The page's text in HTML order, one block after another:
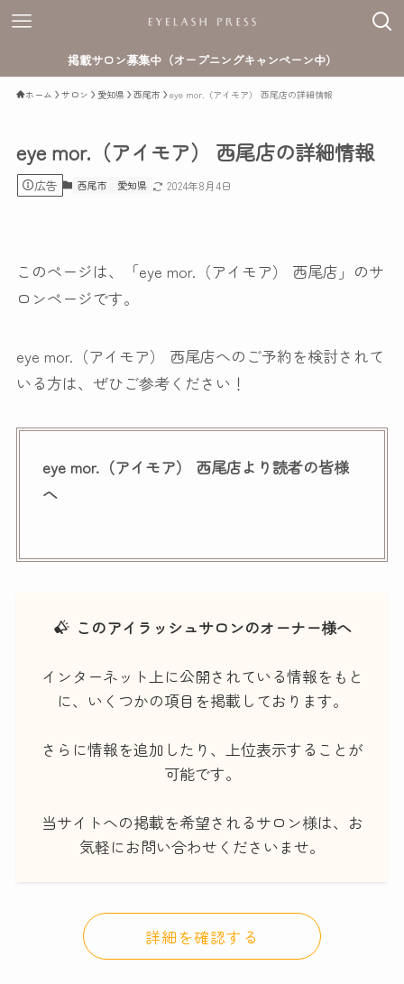
掲載サロン募集中（オープニングキャンペーン中）
ホーム サロン 愛知県 西尾市 eye mor.（アイモア） 西尾店の詳細情報
eye mor.（アイモア） 西尾店の詳細情報
広告 西尾市 愛知県 2024年8月4日
このページは、「eye mor.（アイモア） 西尾店」のサ
ロンページです。
eye mor.（アイモア） 西尾店へのご予約を検討されて
いる方は、ぜひご参考ください！
eye mor.（アイモア） 西尾店より読者の皆様
へ
このアイラッシュサロンのオーナー様へ
インターネット上に公開されている情報をもと
に、いくつかの項目を掲載しております。
さらに情報を追加したり、上位表示することが
可能です。
当サイトへの掲載を希望されるサロン様は、お
気軽にお問い合わせくださいませ。
詳細を確認する